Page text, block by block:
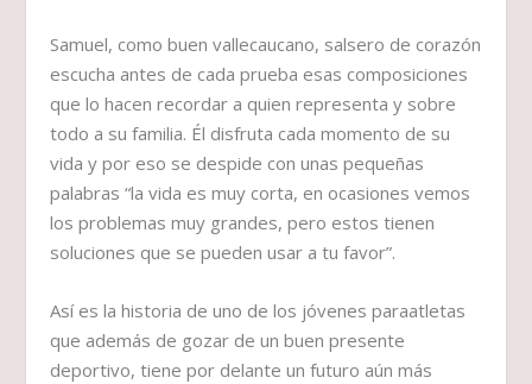
Samuel, como buen vallecaucano, salsero de corazón
escucha antes de cada prueba esas composiciones
que lo hacen recordar a quien representa y sobre
todo a su familia. Él disfruta cada momento de su
vida y por eso se despide con unas pequeñas
palabras “la vida es muy corta, en ocasiones vemos
los problemas muy grandes, pero estos tienen
soluciones que se pueden usar a tu favor”.
Así es la historia de uno de los jóvenes paraatletas
que además de gozar de un buen presente
deportivo, tiene por delante un futuro aún más